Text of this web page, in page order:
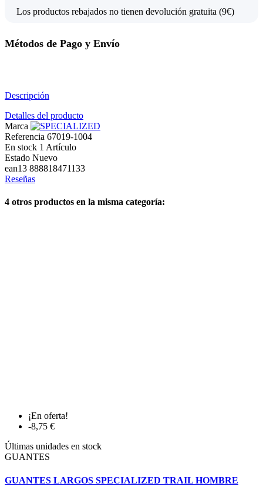
Los productos rebajados no tienen devolución gratuita (9€)
Métodos de Pago y Envío
Descripción
Detalles del producto
Marca
Referencia 67019-1004
En stock 1 Artículo
Estado Nuevo
ean13 888818471133
Reseñas
4 otros productos en la misma categoría:
¡En oferta!
-8,75 €
Últimas unidades en stock
GUANTES
GUANTES LARGOS SPECIALIZED TRAIL HOMBRE